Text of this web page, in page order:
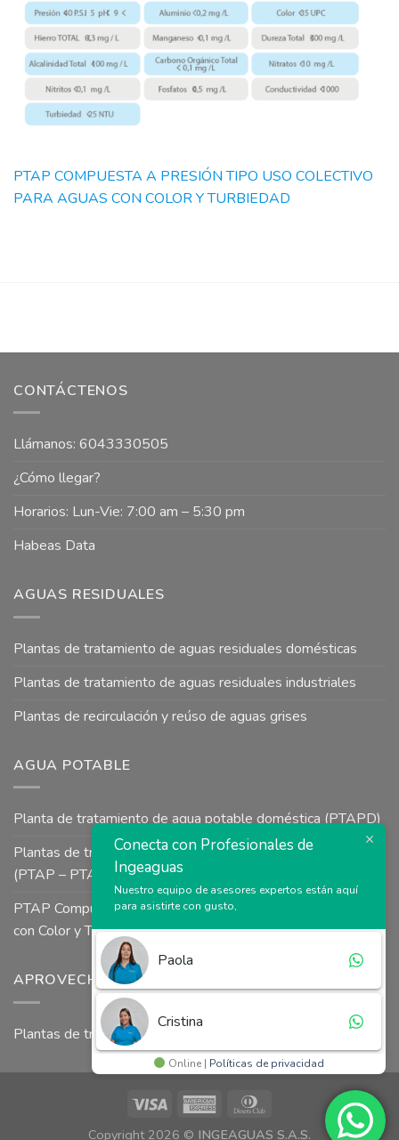
PTAP COMPUESTA A PRESIÓN TIPO USO COLECTIVO
PARA AGUAS CON COLOR Y TURBIEDAD
CONTÁCTENOS
Llámanos: 6043330505
¿Cómo llegar?
Horarios: Lun-Vie: 7:00 am – 5:30 pm
Habeas Data
AGUAS RESIDUALES
Plantas de tratamiento de aguas residuales domésticas
Plantas de tratamiento de aguas residuales industriales
Plantas de recirculación y reúso de aguas grises
AGUA POTABLE
Planta de tratamiento de agua potable doméstica (PTAPD)
Plantas de tratamiento de agua potable para uso industrial
(PTAP – PTAI)
PTAP Compuesta a Presión tipo Uso Colectivo para Aguas
con Color y Turbiedad
APROVECHAMIENTO DE AGUAS LLUVIAS
Plantas de tratamiento agua lluvia
Copyright 2026 © INGEAGUAS S.A.S.
Conecta con Profesionales de
Ingeaguas
Nuestro equipo de asesores expertos están aquí
para asistirte con gusto,
Paola
Cristina
Online | Políticas de privacidad